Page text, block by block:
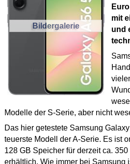
Bildergalerie
mit
und
Modelle der S-Serie, aber nicht
Das hier getestete Samsung
teuerste Modell der A-Serie. Es ist
128 GB Speicher für derzeit ca.
erhältlich. Wie immer bei Samsung